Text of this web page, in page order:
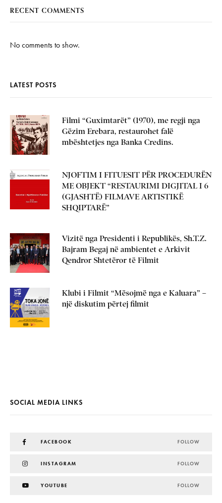
RECENT COMMENTS
No comments to show.
LATEST POSTS
Filmi “Guximtarët” (1970), me regji nga
Gëzim Erebara, restaurohet falë
mbështetjes nga Banka Credins.
NJOFTIM I FITUESIT PËR PROCEDURËN
ME OBJEKT “RESTAURIMI DIGJITAL I 6
(GJASHTË) FILMAVE ARTISTIKË
SHQIPTARË”
Vizitë nga Presidenti i Republikës, Sh.T.Z.
Bajram Begaj në ambientet e Arkivit
Qendror Shtetëror të Filmit
Klubi i Filmit “Mësojmë nga e Kaluara” –
një diskutim përtej filmit
SOCIAL MEDIA LINKS
FACEBOOK FOLLOW
INSTAGRAM FOLLOW
YOUTUBE FOLLOW